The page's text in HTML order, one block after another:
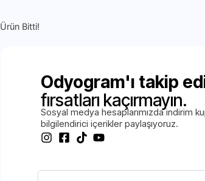
Ürün Bitti!
Odyogram'ı takip
fırsatları kaçırmayın.
Sosyal medya hesaplarımızda indirim
bilgilendirici içerikler paylaşıyoruz.